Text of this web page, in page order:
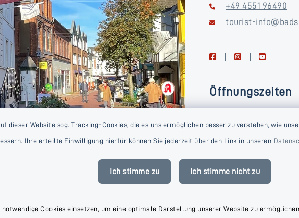
dieser Website sog. Tracking-Cookies, die es uns ermöglichen besser zu verstehen, wie
Ihre erteilte Einwilligung hierfür können Sie jederzeit über den Link in unseren
Ich stimme zu Ich stimme nicht zu
Cookies einsetzen, um eine optimale Darstellung unserer Website zu
+49 4551 96490
tourist-
facebookinstagramyoutube
Öffnungszeiten
Freitag
09:00-16:00 Uhr
Mittwoch
09:00-14:00 Uhr